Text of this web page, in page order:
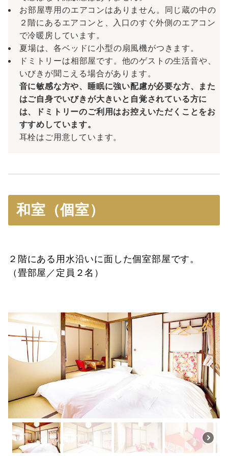
お部屋専用のエアコンはありません。同じ蔵の中の
２階にあるエアコンと、入口のすぐ外側のエアコン
で冷暖房しています。
夏場は、各ベッドに小型の扇風機がつきます。
ドミトリーは相部屋です。他のゲストの生活音や、
いびきが聞こえる場合があります。
音に敏感な方や、睡眠に強い配慮が必要な方、また
はご自身でいびきが大きいと自覚されている方に
は、ドミトリーのご利用はお控えいただくことをお
すすめしています。
耳栓はご用意しています。
和室（個室）
２階にある用水沿いに面した個室部屋です。
（畳部屋／定員２名）